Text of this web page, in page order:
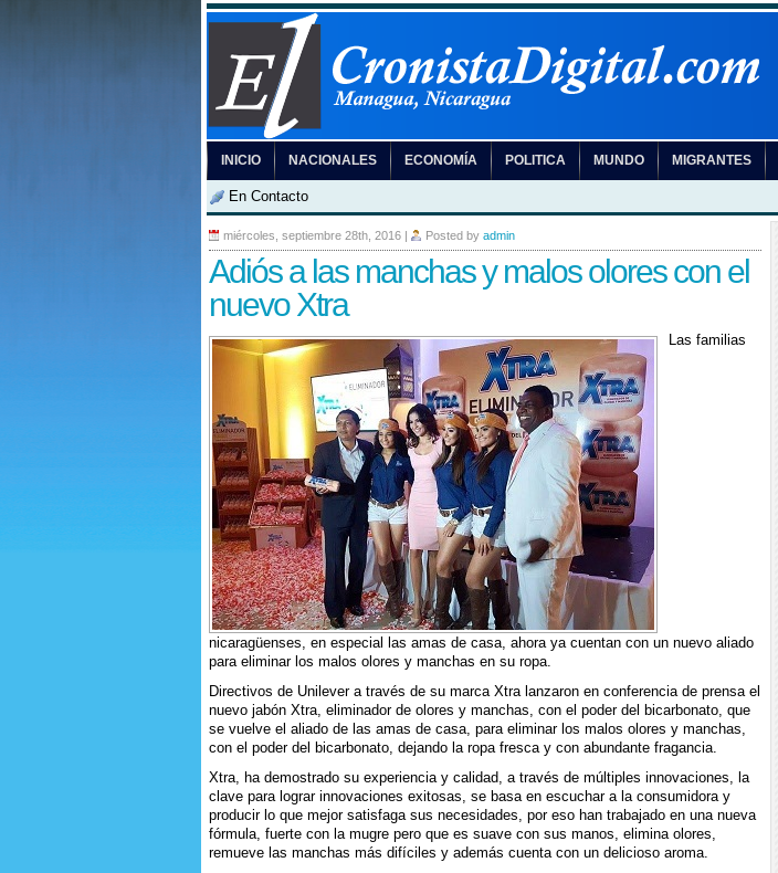
INICIO NACIONALES ECONOMÍA POLITICA MUNDO MIGRANTES
En Contacto
miércoles, septiembre 28th, 2016 | Posted by admin
Adiós a las manchas y malos olores con el
nuevo Xtra
Las familias
nicaragüenses, en especial las amas de casa, ahora ya cuentan con un nuevo aliado
para eliminar los malos olores y manchas en su ropa.
Directivos de Unilever a través de su marca Xtra lanzaron en conferencia de prensa el
nuevo jabón Xtra, eliminador de olores y manchas, con el poder del bicarbonato, que
se vuelve el aliado de las amas de casa, para eliminar los malos olores y manchas,
con el poder del bicarbonato, dejando la ropa fresca y con abundante fragancia.
Xtra, ha demostrado su experiencia y calidad, a través de múltiples innovaciones, la
clave para lograr innovaciones exitosas, se basa en escuchar a la consumidora y
producir lo que mejor satisfaga sus necesidades, por eso han trabajado en una nueva
fórmula, fuerte con la mugre pero que es suave con sus manos, elimina olores,
remueve las manchas más difíciles y además cuenta con un delicioso aroma.